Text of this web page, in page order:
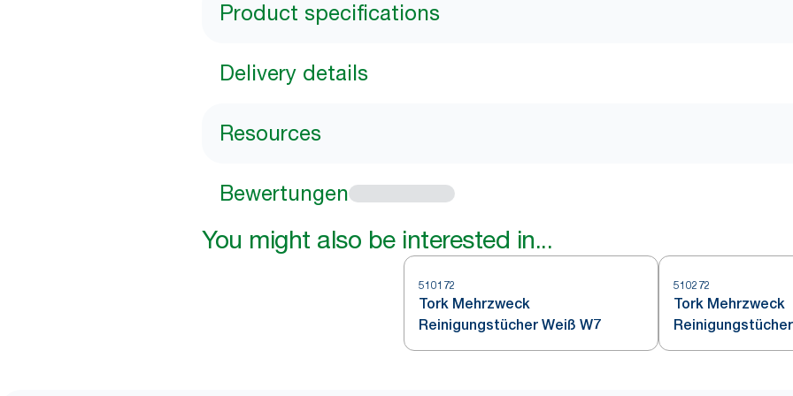
Product specifications
Delivery details
Resources
Bewertungen
You might also be interested in...
510172
Tork Mehrzweck
Reinigungstücher Weiß W7
510272
Tork Mehrzweck